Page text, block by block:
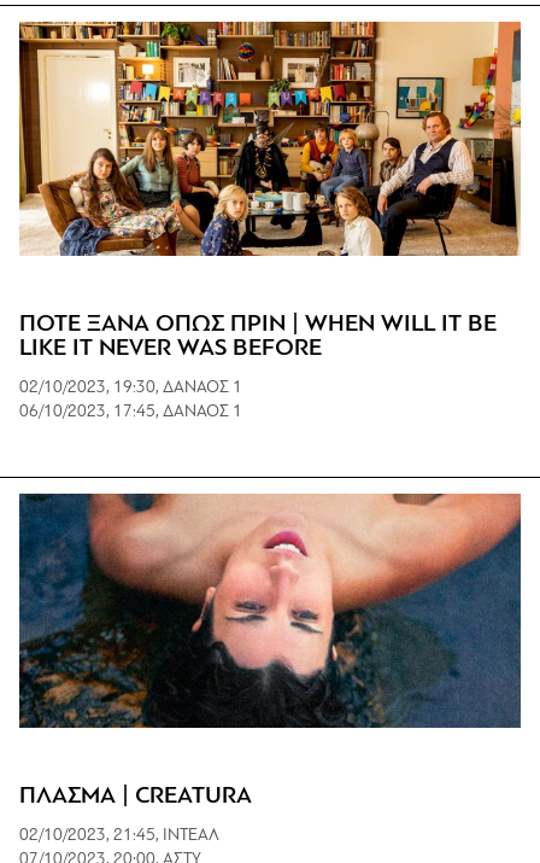
ΠΟΤΕ ΞΑΝΑ ΟΠΩΣ ΠΡΙΝ | WHEN WILL IT BE
LIKE IT NEVER WAS BEFORE
02/10/2023, 19:30, ΔΑΝΑΟΣ 1
06/10/2023, 17:45, ΔΑΝΑΟΣ 1
ΠΛΑΣΜΑ | CREATURA
02/10/2023, 21:45, ΙΝΤΕΑΛ